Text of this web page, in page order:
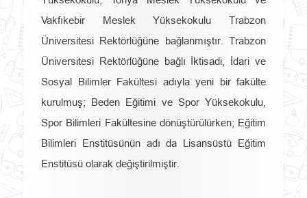
Vakfıkebir Meslek Yüksekokulu Trabzon
Üniversitesi Rektörlüğüne bağlanmıştır. Trabzon
Üniversitesi Rektörlüğüne bağlı İktisadi, İdari ve
Sosyal Bilimler Fakültesi adıyla yeni bir fakülte
kurulmuş; Beden Eğitimi ve Spor Yüksekokulu,
Spor Bilimleri Fakültesine dönüştürülürken; Eğitim
Bilimleri Enstitüsünün adı da Lisansüstü Eğitim
Enstitüsü olarak değiştirilmiştir.